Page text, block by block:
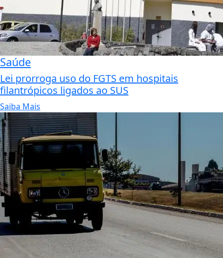
Saúde
Lei prorroga uso do FGTS em hospitais
filantrópicos ligados ao SUS
Saiba Mais